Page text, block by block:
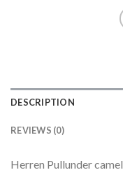
DESCRIPTION
REVIEWS (0)
Herren Pullunder camel